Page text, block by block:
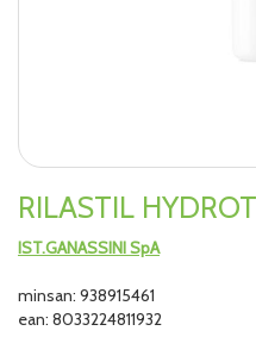
RILASTIL
IST.GANASSINI SpA
minsan: 938915461
ean: 8033224811932